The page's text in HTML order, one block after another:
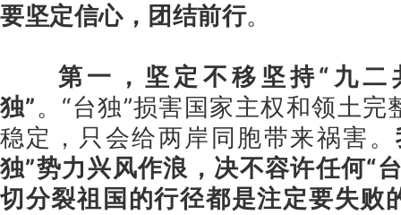
要坚定信心，团结前行。
第一，坚定不移坚持“九二
独”。“台独”损害国家主权和领土
稳定，只会给两岸同胞带来祸害。
独”势力兴风作浪，决不容许任何“
切分裂祖国的行径都是注定要失败